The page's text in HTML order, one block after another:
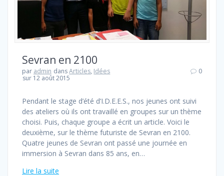
Sevran en 2100
par admin dansArticles, Idées
sur 12 août 2015
0
Pendant le stage d’été d’I.D.E.E.S., nos jeunes ont suivi
des ateliers où ils ont travaillé en groupes sur un thème
choisi. Puis, chaque groupe a écrit un article. Voici le
deuxième, sur le thème futuriste de Sevran en 2100.
Quatre jeunes de Sevran ont passé une journée en
immersion à Sevran dans 85 ans, en…
Lire la suite